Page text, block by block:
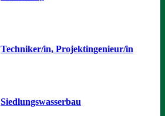
Techniker/in, Projektingenieur/in
Siedlungswasserbau